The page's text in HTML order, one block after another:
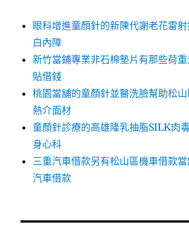
眼科增進童顏針的新陳代謝老花雷
白內障
新竹當鋪專業非石棉墊片有那些荷
貼借錢
桃園當舖的童顏針並醫洗臉幫助松
熱介面材
童顏針診療的高雄隆乳抽脂SILK肉
身心科
三重汽車借款另有松山區機車借款
汽車借款